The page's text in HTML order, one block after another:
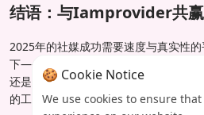
结语：与Iamprovider共
2025年的社媒成功需要速度与真实性的
下——既帮助建立忠实粉丝群，又能获
还是内容创作者，他们的SMM面板都提
的工具。
🍪 Cookie Notice
We use cookies to ensure